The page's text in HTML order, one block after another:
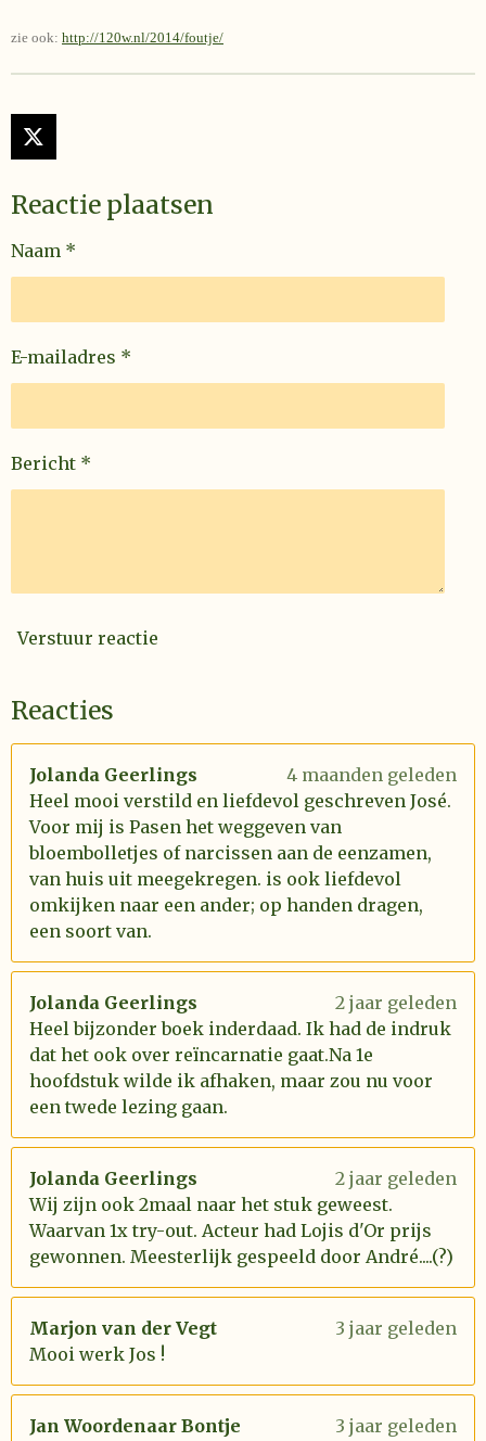
zie ook: http://120w.nl/2014/foutje/
X
Reactie plaatsen
Naam *
E-mailadres *
Bericht *
Verstuur reactie
Reacties
Jolanda Geerlings
4 maanden geleden
Heel mooi verstild en liefdevol geschreven José.
Voor mij is Pasen het weggeven van
bloembolletjes of narcissen aan de eenzamen,
van huis uit meegekregen. is ook liefdevol
omkijken naar een ander; op handen dragen,
een soort van.
Jolanda Geerlings
2 jaar geleden
Heel bijzonder boek inderdaad. Ik had de indruk
dat het ook over reïncarnatie gaat.Na 1e
hoofdstuk wilde ik afhaken, maar zou nu voor
een twede lezing gaan.
Jolanda Geerlings
2 jaar geleden
Wij zijn ook 2maal naar het stuk geweest.
Waarvan 1x try-out. Acteur had Lojis d'Or prijs
gewonnen. Meesterlijk gespeeld door André....(?)
Marjon van der Vegt
3 jaar geleden
Mooi werk Jos !
Jan Woordenaar Bontje 3 jaar geleden